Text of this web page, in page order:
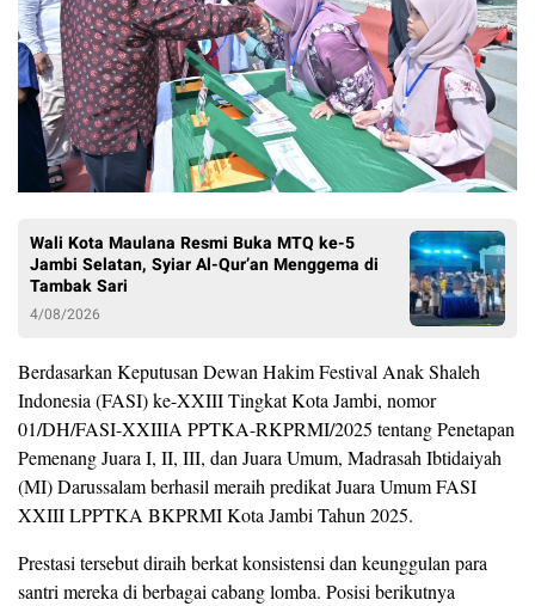
Wali Kota Maulana Resmi Buka MTQ ke-5
Jambi Selatan, Syiar Al-Qur’an Menggema di
Tambak Sari
4/08/2026
Berdasarkan Keputusan Dewan Hakim Festival Anak Shaleh
Indonesia (FASI) ke-XXIII Tingkat Kota Jambi, nomor
01/DH/FASI-XXIIIA PPTKA-RKPRMI/2025 tentang Penetapan
Pemenang Juara I, II, III, dan Juara Umum, Madrasah Ibtidaiyah
(MI) Darussalam berhasil meraih predikat Juara Umum FASI
XXIII LPPTKA BKPRMI Kota Jambi Tahun 2025.
Prestasi tersebut diraih berkat konsistensi dan keunggulan para
santri mereka di berbagai cabang lomba. Posisi berikutnya